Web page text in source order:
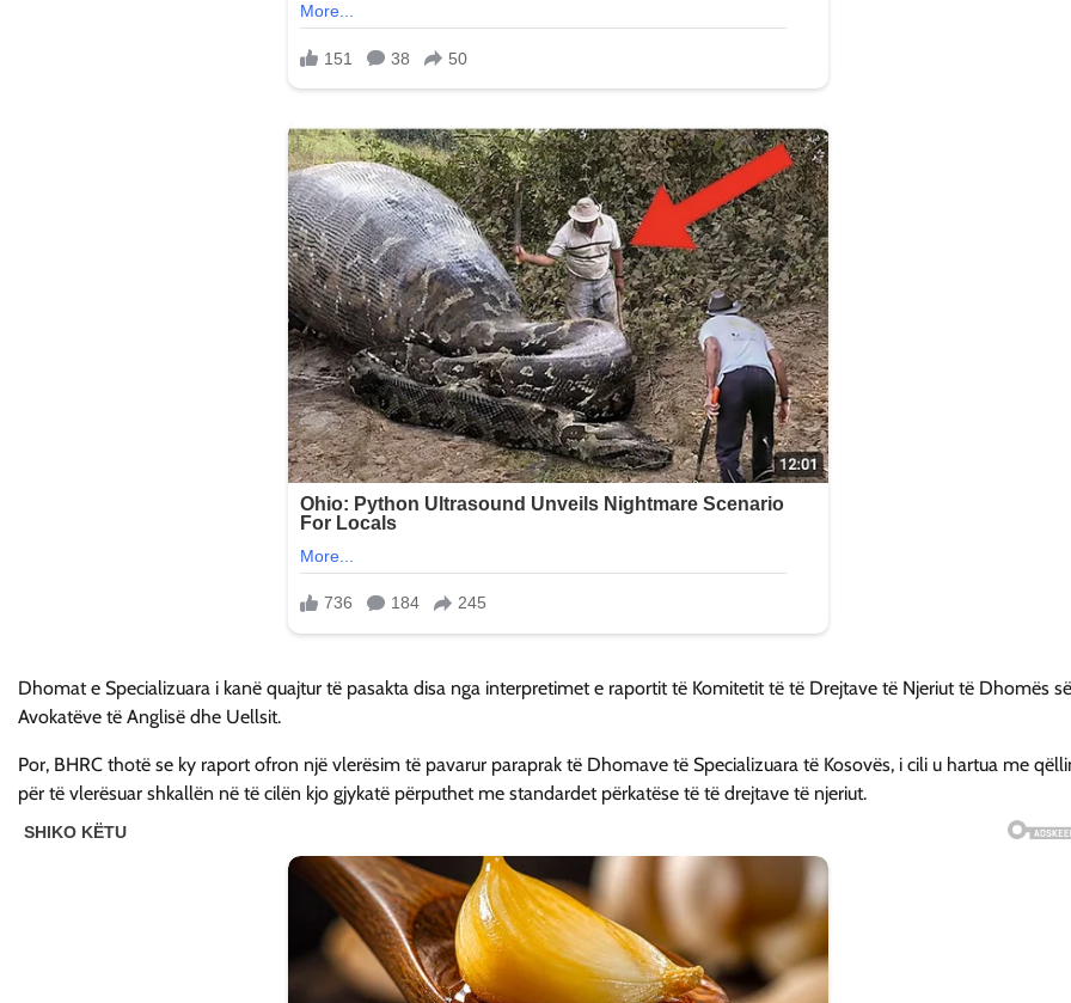
Dhomat e Specializuara i kanë quajtur të pasakta disa nga interpretimet e raportit të Komitetit të të Drejtave të Njeriut të Dhomës së
Avokatëve të Anglisë dhe Uellsit.
Por, BHRC thotë se ky raport ofron një vlerësim të pavarur paraprak të Dhomave të Specializuara të Kosovës, i cili u hartua me
për të vlerësuar shkallën në të cilën kjo gjykatë përputhet me standardet përkatëse të të drejtave të njeriut.